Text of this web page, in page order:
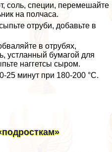
соль, специи, перемешайте
на полчаса.
отруби, добавьте в
в отрубях,
устланный бумагой для
наггетсы сыром.
25 минут при 180-200 °С.